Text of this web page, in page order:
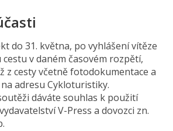
do 31. května, po vyhlášení vítěze
v daném časovém rozpětí,
z cesty včetně fotodokumentace a
adresu Cykloturistiky.
dáváte souhlas k použití
V-Press a dovozci zn.